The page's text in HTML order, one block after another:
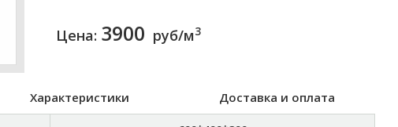
Цена: 3900 руб/м3
Характеристики Доставка и оплата